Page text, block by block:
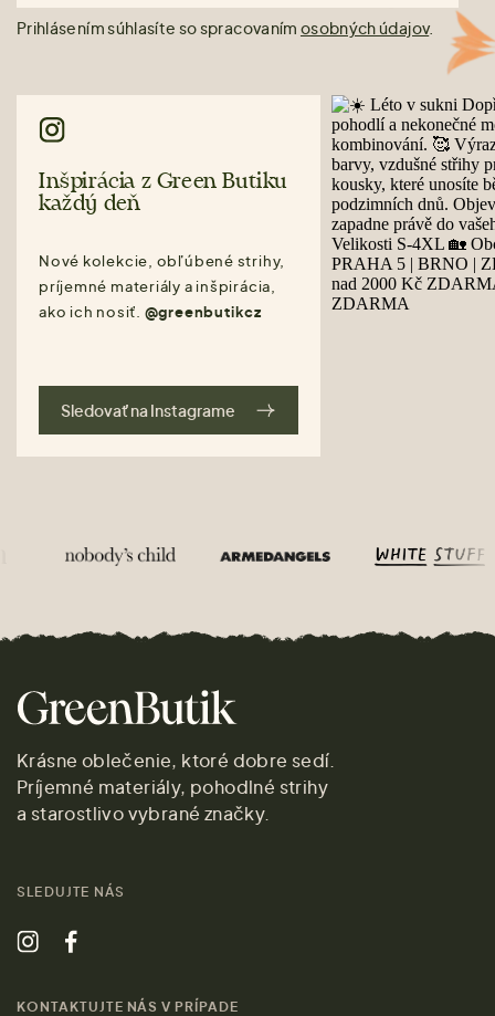
Prihlásením súhlasíte so spracovaním osobných údajov.
Inšpirácia z Green Butiku
každý deň
Nové kolekcie, obľúbené strihy,
príjemné materiály a inšpirácia,
ako ich nosiť. @greenbutikcz
Sledovať na Instagrame
Krásne oblečenie, ktoré dobre sedí.
Príjemné materiály, pohodlné strihy
a starostlivo vybrané značky.
SLEDUJTE NÁS
KONTAKTUJTE NÁS V PRÍPADE